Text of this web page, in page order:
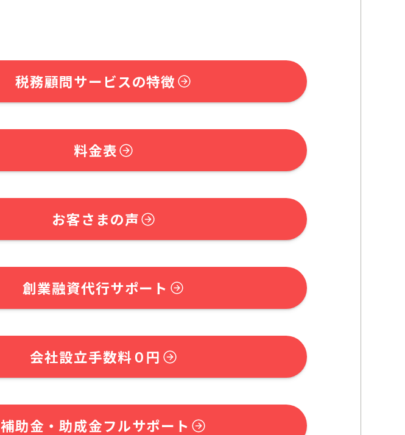
税務顧問サービスの特徴
料金表
お客さまの声
創業融資代行サポート
会社設立手数料０円
補助金・助成金フルサポート